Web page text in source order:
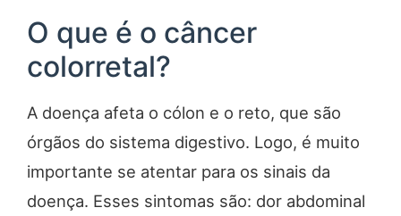
O que é o câncer
colorretal?
A doença afeta o cólon e o reto, que são
órgãos do sistema digestivo. Logo, é muito
importante se atentar para os sinais da
doença. Esses sintomas são: dor abdominal